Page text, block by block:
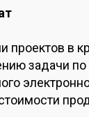
проектов в
задачи по